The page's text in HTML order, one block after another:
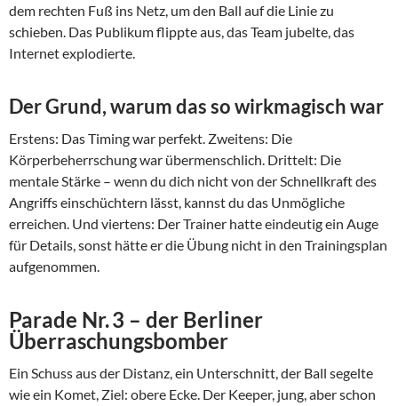
dem rechten Fuß ins Netz, um den Ball auf die Linie zu
schieben. Das Publikum flippte aus, das Team jubelte, das
Internet explodierte.
Der Grund, warum das so wirkmagisch war
Erstens: Das Timing war perfekt. Zweitens: Die
Körperbeherrschung war übermenschlich. Drittelt: Die
mentale Stärke – wenn du dich nicht von der Schnellkraft des
Angriffs einschüchtern lässt, kannst du das Unmögliche
erreichen. Und viertens: Der Trainer hatte eindeutig ein Auge
für Details, sonst hätte er die Übung nicht in den Trainingsplan
aufgenommen.
Parade Nr. 3 – der Berliner
Überraschungsbomber
Ein Schuss aus der Distanz, ein Unterschnitt, der Ball segelte
wie ein Komet, Ziel: obere Ecke. Der Keeper, jung, aber schon